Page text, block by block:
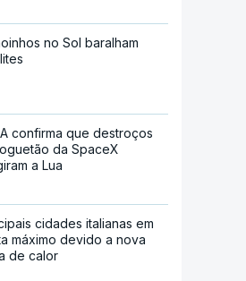
no Sol baralham
confirma que destroços
da SpaceX
a Lua
cidades italianas em
máximo devido a nova
de calor